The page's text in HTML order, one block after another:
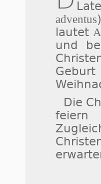
adventus
lautet
und
Die
feiern